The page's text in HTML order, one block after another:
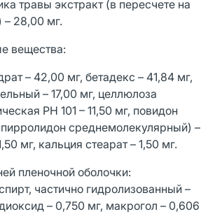
травы экстракт (в пересчете на
– 28,00 мг.
вещества:
– 42,00 мг, бетадекс – 41,84 мг,
– 17,00 мг, целлюлоза
PH 101 – 11,50 мг, повидон
среднемолекулярный) –
мг, кальция стеарат – 1,50 мг.
пленочной оболочки:
частично гидролизованный –
– 0,750 мг, макрогол – 0,606